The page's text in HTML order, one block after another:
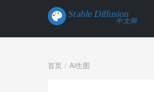
首页 AI生图